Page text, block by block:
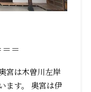
＝
宮は木曽川左岸
ます。 奥宮は伊